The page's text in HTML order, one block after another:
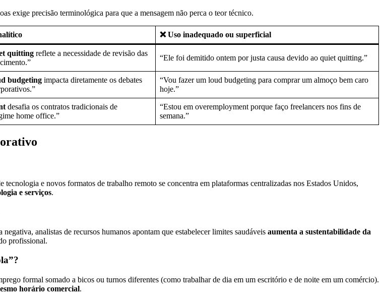
exige precisão terminológica para que a mensagem não perca o teor técnico.
❌ Uso inadequado ou superficial
quitting reflete a necessidade de revisão das
“Ele foi demitido ontem por justa causa devido ao quiet quitting.”
budgeting impacta diretamente os debates
“Vou fazer um loud budgeting para comprar um almoço bem caro
hoje.”
desafia os contratos tradicionais de
home office.”
“Estou em overemployment porque faço freelancers nos fins de
semana.”
e novos formatos de trabalho remoto se concentra em plataformas centralizadas nos Estados Unidos,
e serviços.
analistas de recursos humanos apontam que estabelecer limites saudáveis aumenta a sustentabilidade da
profissional.
formal somado a bicos ou turnos diferentes (como trabalhar de dia em um escritório e de noite em um comércio).
horário comercial.